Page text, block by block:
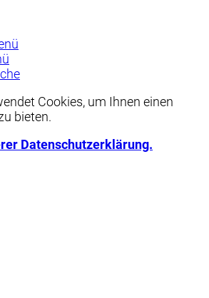
Cookies, um Ihnen einen
bieten.
Datenschutzerklärung.